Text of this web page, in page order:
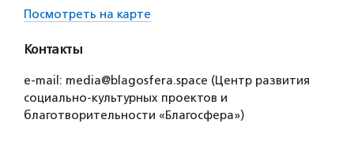
Посмотреть на карте
Контакты
e-mail: media@blagosfera.space (Центр развития
социально-культурных проектов и
благотворительности «Благосфера»)